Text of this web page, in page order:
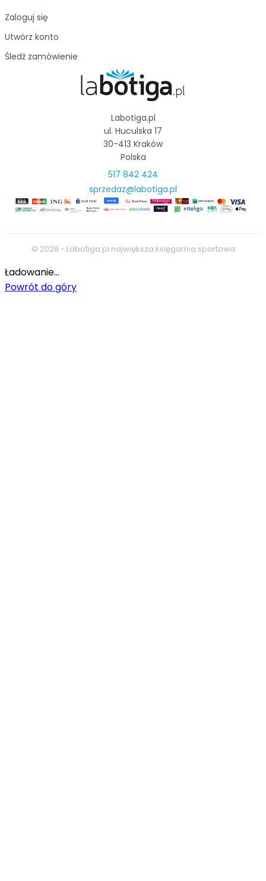
Zaloguj się
Utwórz konto
Śledź zamówienie
Labotiga.pl
ul. Huculska 17
30-413 Kraków
Polska
517 842 424
sprzedaz@labotiga.pl
© 2026 - Labotiga.pl największa księgarnia sportowa
Ładowanie...
Powrót do góry